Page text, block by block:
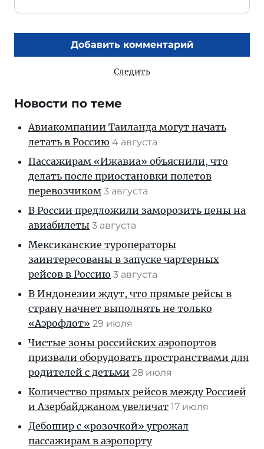
Добавить комментарий
Следить
Новости по теме
Авиакомпании Таиланда могут начать
летать в Россию 4 августа
Пассажирам «Ижавиа» объяснили, что
делать после приостановки полетов
перевозчиком 3 августа
В России предложили заморозить цены на
авиабилеты 3 августа
Мексиканские туроператоры
заинтересованы в запуске чартерных
рейсов в Россию 3 августа
В Индонезии ждут, что прямые рейсы в
страну начнет выполнять не только
«Аэрофлот» 29 июля
Чистые зоны российских аэропортов
призвали оборудовать пространствами для
родителей с детьми 28 июля
Количество прямых рейсов между Россией
и Азербайджаном увеличат 17 июля
Дебошир с «розочкой» угрожал
пассажирам в аэропорту